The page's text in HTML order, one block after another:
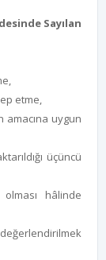
Sayılan
etme,
amacına uygun
üçüncü
hâlinde